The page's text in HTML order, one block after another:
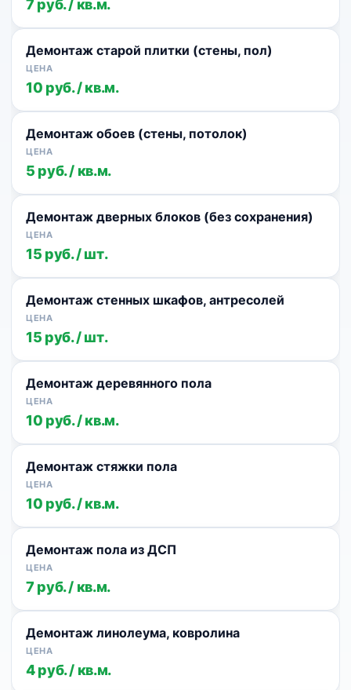
7 руб. / кв.м.
Демонтаж старой плитки (стены, пол)
10 руб. / кв.м.
Демонтаж обоев (стены, потолок)
5 руб. / кв.м.
Демонтаж дверных блоков (без сохранения)
15 руб. / шт.
Демонтаж стенных шкафов, антресолей
15 руб. / шт.
Демонтаж деревянного пола
10 руб. / кв.м.
Демонтаж стяжки пола
10 руб. / кв.м.
Демонтаж пола из ДСП
7 руб. / кв.м.
Демонтаж линолеума, ковролина
4 руб. / кв.м.